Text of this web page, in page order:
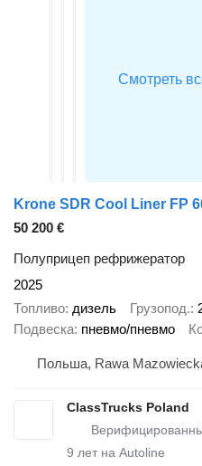
Krone SDR Cool Liner FP
50 200 €
Полуприцеп рефрижератор
2025
Топливо дизель Грузопод.
Подвеска пневмо/пневмо
Польша, Rawa
ClassTrucks Poland
9 лет на Autoline